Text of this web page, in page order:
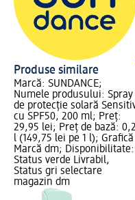
Produse similare
Marcă: SUNDANCE;
Numele produsului: Spray
de protecție solară
cu SPF50, 200 ml; Preț:
29,95 lei; Preț de bază: 0,2
l (149,75 lei pe 1 l); Grafică
Marcă dm; Disponibilitate:
Status verde Livrabil,
Status gri selectare
magazin dm